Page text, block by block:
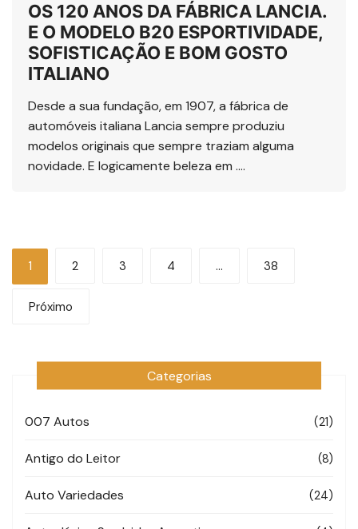
OS 120 ANOS DA FÁBRICA LANCIA.
E O MODELO B20 ESPORTIVIDADE,
SOFISTICAÇÃO E BOM GOSTO
ITALIANO
Desde a sua fundação, em 1907, a fábrica de
automóveis italiana Lancia sempre produziu
modelos originais que sempre traziam alguma
novidade. E logicamente beleza em ….
Navegação
por
1 2 3 4 … 38
Próximo
Categorias
007 Autos (21)
Antigo do Leitor (8)
Auto Variedades (24)